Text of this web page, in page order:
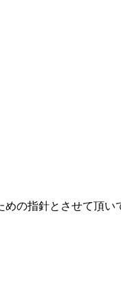
の指針とさせて頂い